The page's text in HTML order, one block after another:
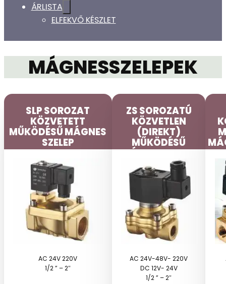
ÁRLISTA
ELFEKVŐ KÉSZLET
MÁGNESSZELEPEK
SLP SOROZAT
KÖZVETETT
MŰKÖDÉSŰ MÁGNES
SZELEP
AC 24V 220V
1/2 ” – 2″
ZS SOROZATÚ
KÖZVETLEN
(DIREKT)
MŰKÖDÉSŰ
MÁGNESSZELEP
AC 24V-48V- 220V
DC 12V- 24V
1/2 ” – 2″